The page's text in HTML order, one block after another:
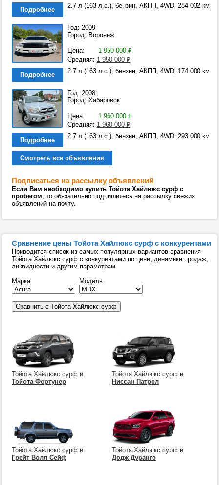
Подробнее
2.7 л (163 л.с.), бензин, АКПП, 4WD, 284 032 км
Год: 2009
Город: Воронеж
Цена: 1 950 000 ₽
Средняя: 1 950 000 ₽
Подробнее
2.7 л (163 л.с.), бензин, АКПП, 4WD, 174 000 км
Год: 2008
Город: Хабаровск
Цена: 1 960 000 ₽
Средняя: 1 960 000 ₽
Подробнее
2.7 л (163 л.с.), бензин, АКПП, 4WD, 293 000 км
Смотреть все объявления
Подписаться на рассылку объявлений
Если Вам необходимо купить Тойота Хайлюкс сурф с
пробегом, то обязательно подпишитесь на рассылку свежих
объявлений на почту.
Сравнение цены Тойота Хайлюкс сурф с конкурентами
Приводится список из самых популярных вариантов сравнения
Тойота Хайлюкс сурф с конкурентами по цене, динамике продаж,
ликвидности и другим параметрам.
Марка
Модель
Тойота Хайлюкс сурф и
Тойота Фортунер
Тойота Хайлюкс сурф и
Ниссан Патрол
Тойота Хайлюкс сурф и
Грейт Волл Сейф
Тойота Хайлюкс сурф и
Додж Дуранго